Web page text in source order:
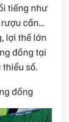
tiếng như
cần...
lợi thế lớn
đồng tại
số.
đồng